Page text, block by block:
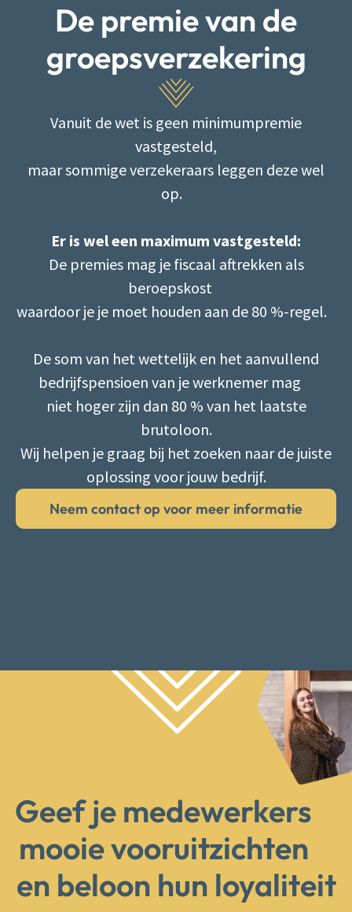
De premie van de
groepsverzekering
Vanuit de wet is geen minimumpremie
vastgesteld,
maar sommige verzekeraars leggen deze wel
op.
Er is wel een maximum vastgesteld:
De premies mag je fiscaal aftrekken als
beroepskost
waardoor je je moet houden aan de 80 %-regel.
De som van het wettelijk en het aanvullend
bedrijfspensioen van je werknemer mag
niet hoger zijn dan 80 % van het laatste
brutoloon.
Wij helpen je graag bij het zoeken naar de juiste
oplossing voor jouw bedrijf.
Neem contact op voor meer informatie
Geef je medewerkers
mooie vooruitzichten
en beloon hun loyaliteit